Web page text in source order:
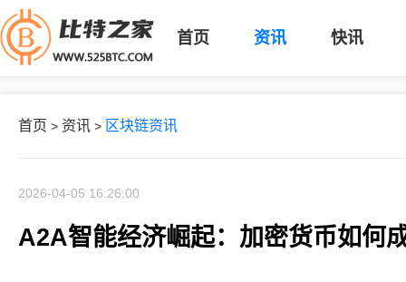
首页 资讯 快讯
首页 > 资讯 > 区块链资讯
2026-04-05 16:26:00
A2A智能经济崛起：加密货币如何